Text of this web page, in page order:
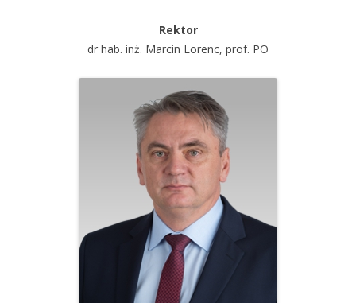
Rektor
dr hab. inż. Marcin Lorenc, prof. PO